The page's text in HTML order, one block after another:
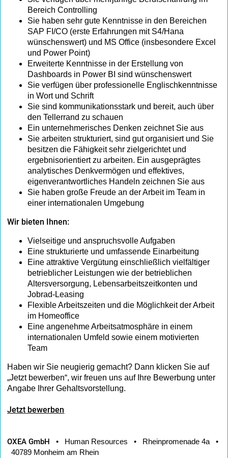
Bereich Controlling
Sie haben sehr gute Kenntnisse in den Bereichen
SAP FI/CO (erste Erfahrungen mit S4/Hana
wünschenswert) und MS Office (insbesondere Excel
und Power Point)
Erweiterte Kenntnisse in der Erstellung von
Dashboards in Power BI sind wünschenswert
Sie verfügen über professionelle Englischkenntnisse
in Wort und Schrift
Sie sind kommunikationsstark und bereit, auch über
den Tellerrand zu schauen
Ein unternehmerisches Denken zeichnet Sie aus
Sie arbeiten strukturiert, sind gut organisiert und Sie
besitzen die Fähigkeit sehr zielgerichtet und
ergebnisorientiert zu arbeiten. Ein ausgeprägtes
analytisches Denkvermögen und effektives,
eigenverantwortliches Handeln zeichnen Sie aus
Sie haben große Freude an der Arbeit im Team in
einer internationalen Umgebung
Wir bieten Ihnen:
Vielseitige und anspruchsvolle Aufgaben
Eine strukturierte und umfassende Einarbeitung
Eine attraktive Vergütung einschließlich vielfältiger
betrieblicher Leistungen wie der betrieblichen
Altersversorgung, Lebensarbeitszeitkonten und
Jobrad-Leasing
Flexible Arbeitszeiten und die Möglichkeit der Arbeit
im Homeoffice
Eine angenehme Arbeitsatmosphäre in einem
internationalen Umfeld sowie einem motivierten
Team
Haben wir Sie neugierig gemacht? Dann klicken Sie auf
„Jetzt bewerben“, wir freuen uns auf Ihre Bewerbung unter
Angabe Ihrer Gehaltsvorstellung.
Jetzt bewerben
OXEA GmbH • Human Resources • Rheinpromenade 4a •
40789 Monheim am Rhein